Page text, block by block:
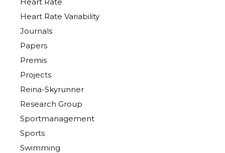
Heart Rate Variability
Journals
Papers
Premis
Projects
Reina-Skyrunner
Research Group
Sportmanagement
Sports
Swimming